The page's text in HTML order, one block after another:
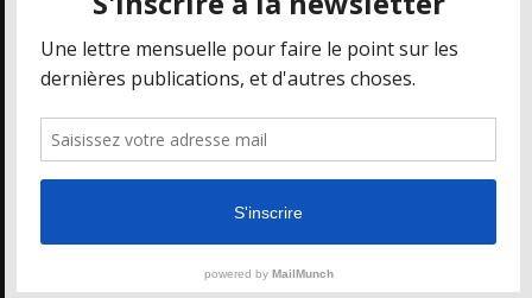
Publié et édité par Irénée Régnauld,Mais où
va le web ?est un blog qui prend part aux
nouvelles technologies et le numérique en
particulier, depuis 2014.
Mais où va le Web ? 2014-2025 - tous droits réservés